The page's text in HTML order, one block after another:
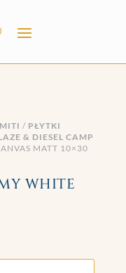
/ PŁYTKI
& DIESEL CAMP
MATT 10×30
WHITE